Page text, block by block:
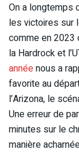
On a longtemps
les victoires sur
comme en 2023
la Hardrock et
annéenous a
favorite au
l’Arizona, le
Une erreur de
minutes sur le
manière